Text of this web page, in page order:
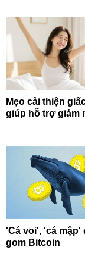
Mẹo cải thiện
giúp hỗ trợ giảm
'Cá voi', 'cá mập'
gom Bitcoin